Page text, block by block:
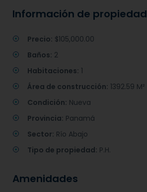
Información de propiedad
Precio: $105,000.00
Baños: 2
Habitaciones: 1
Área de construcción: 1392.59 M²
Condición: Nueva
Provincia: Panamá
Sector: Río Abajo
Tipo de propiedad: P.H.
Amenidades